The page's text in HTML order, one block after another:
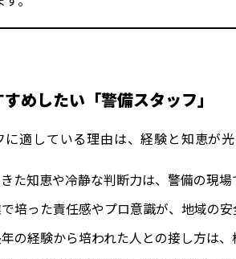
めしたい「警備スタッフ」
適している理由は、経験と知恵が光
た知恵や冷静な判断力は、警備の現場
培った責任感やプロ意識が、地域の安
の経験から培われた人との接し方は、